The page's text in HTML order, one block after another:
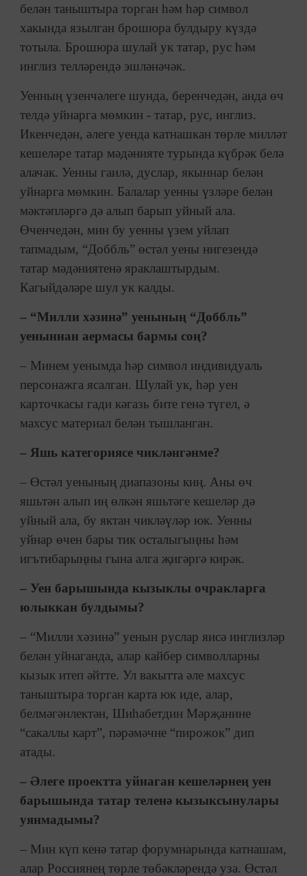
белән таныштыра торган һәм һәр символ
хакында язылган брошюра булдыру күздә
тотыла. Брошюра шулай ук татар, рус һәм
инглиз телләрендә эшләнәчәк.
Уенның үзенчәлеге шунда, беренчедән, анда өч
телдә уйнарга мөмкин - татар, рус, инглиз.
Икенчедән, әлеге уенда катнашкан төрле милләт
кешеләре татар мәдәнияте турында күбрәк белә
алачак. Уенны гаилә, дуслар, якыннар белән
уйнарга мөмкин. Балалар уенны үзләре белән
мәктәпләргә дә алып барып уйный ала.
Өченчедән, мин бу уенны үзем уйлап
тапмадым, “Доббль” өстәл уены нигезендә
татар мәдәниятенә яраклаштырдым.
Кагыйдәләре шул ук калды.
– “Милли хәзинә” уенының “Доббль”
уеныннан аермасы бармы соң?
– Минем уенымда һәр символ индивидуаль
персонажга ясалган. Шулай ук, һәр уен
карточкасы гади кәгазь бите генә түгел, ә
махсус материал белән тышланган.
– Яшь категориясе чикләнгәнме?
– Өстәл уенының диапазоны киң. Аны өч
яшьтән алып иң өлкән яшьтәге кешеләр дә
уйный ала, бу яктан чикләүләр юк. Уенны
уйнар өчен бары тик осталыгыңны һәм
игътибарыңны гына алга җигәргә кирәк.
– Уен барышында кызыклы очракларга
юлыккан булдымы?
– “Милли хәзинә” уенын руслар яисә инглизләр
белән уйнаганда, алар кайбер символларны
кызык итеп әйтте. Ул вакытта әле махсус
таныштыра торган карта юк иде, алар,
белмәгәнлектән, Шиһабетдин Мәрҗанине
“сакаллы карт”, пәрәмәчне “пирожок” дип
атады.
– Әлеге проектта уйнаган кешеләрнең уен
барышында татар теленә кызыксынулары
уянмадымы?
– Мин күп кенә татар форумнарында катнашам,
алар Россиянең төрле төбәкләрендә уза. Өстәл